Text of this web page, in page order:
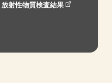
放射性物質検査結果